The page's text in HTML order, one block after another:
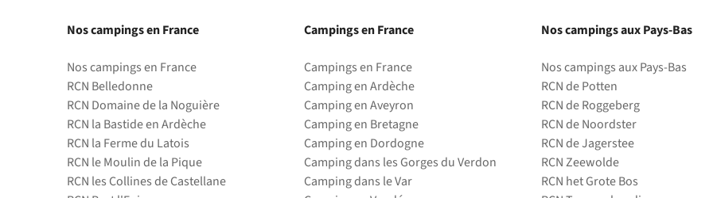
Nos campings en France
Nos campings en France
RCN Belledonne
RCN Domaine de la Noguière
RCN la Bastide en Ardèche
RCN la Ferme du Latois
RCN le Moulin de la Pique
RCN les Collines de Castellane
Campings en France
Campings en France
Camping en Ardèche
Camping en Aveyron
Camping en Bretagne
Camping en Dordogne
Camping dans les Gorges du Verdon
Camping dans le Var
Nos campings aux Pays-Bas
Nos campings aux Pays-Bas
RCN de Potten
RCN de Roggeberg
RCN de Noordster
RCN de Jagerstee
RCN Zeewolde
RCN het Grote Bos